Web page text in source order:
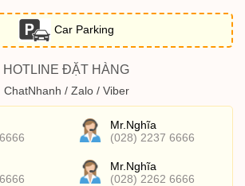
Car Parking
HOTLINE ĐẶT HÀNG
ChatNhanh / Zalo / Viber
Mr.Nghĩa
(028) 2237 6666
Mr.Nghĩa
(028) 2262 6666